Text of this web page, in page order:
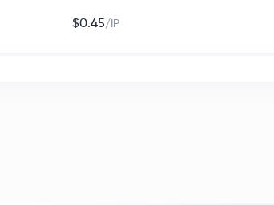
$0.45/IP